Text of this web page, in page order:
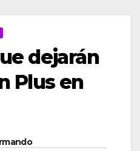
dejarán
Plus en